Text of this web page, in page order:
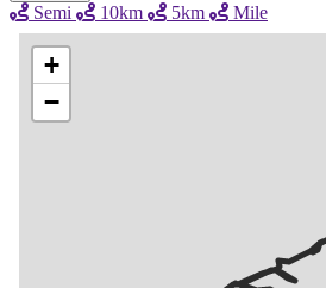
Semi 10km 5km Mile